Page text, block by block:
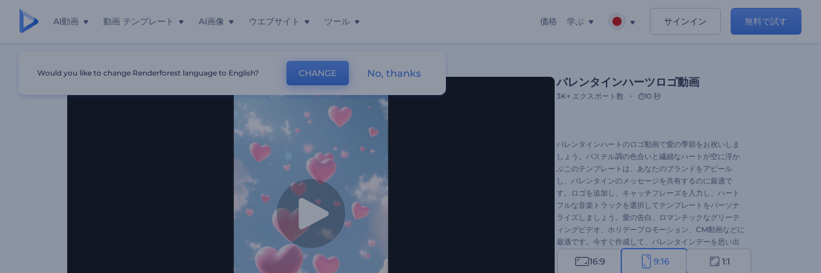
AI動画 動画 テンプレート AI画像 ウエブサイト ツール 価格 学ぶ サインイン 無料で試す
バレンタインハーツロゴ動画
3K+ エクスポート数 10 秒
バレンタインハートのロゴ動画で愛の季節をお祝いしま
しょう。パステル調の色合いと繊細なハートが空に浮か
ぶこのテンプレートは、あなたのブランドをアピール
し、バレンタインのメッセージを共有するのに最適で
す。ロゴを追加し、キャッチフレーズを入力し、ハート
フルな音楽トラックを選択してテンプレートをパーソナ
ライズしましょう。愛の告白、ロマンチックなグリーテ
ィングビデオ、ホリデープロモーション、CM動画などに
最適です。今すぐ作成して、バレンタインデーを思い出
深いものにしましょう！
16:9 9:16 1:1
Would you like to change Renderforest language to English? CHANGE No, thanks